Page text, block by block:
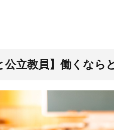
公立教員】働くな